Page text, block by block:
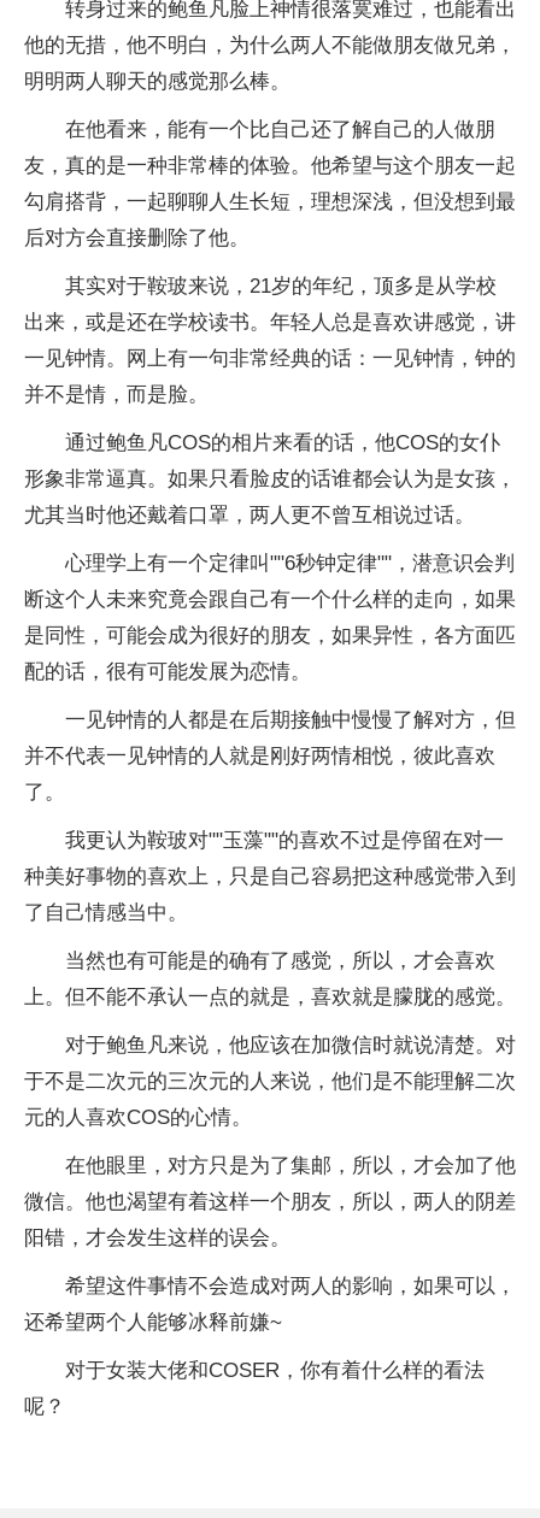
转身过来的鲍鱼凡脸上神情很落寞难过，也能看出
他的无措，他不明白，为什么两人不能做朋友做兄弟，
明明两人聊天的感觉那么棒。
在他看来，能有一个比自己还了解自己的人做朋
友，真的是一种非常棒的体验。他希望与这个朋友一起
勾肩搭背，一起聊聊人生长短，理想深浅，但没想到最
后对方会直接删除了他。
其实对于鞍玻来说，21岁的年纪，顶多是从学校
出来，或是还在学校读书。年轻人总是喜欢讲感觉，讲
一见钟情。网上有一句非常经典的话：一见钟情，钟的
并不是情，而是脸。
通过鲍鱼凡COS的相片来看的话，他COS的女仆
形象非常逼真。如果只看脸皮的话谁都会认为是女孩，
尤其当时他还戴着口罩，两人更不曾互相说过话。
心理学上有一个定律叫""6秒钟定律""，潜意识会判
断这个人未来究竟会跟自己有一个什么样的走向，如果
是同性，可能会成为很好的朋友，如果异性，各方面匹
配的话，很有可能发展为恋情。
一见钟情的人都是在后期接触中慢慢了解对方，但
并不代表一见钟情的人就是刚好两情相悦，彼此喜欢
了。
我更认为鞍玻对""玉藻""的喜欢不过是停留在对一
种美好事物的喜欢上，只是自己容易把这种感觉带入到
了自己情感当中。
当然也有可能是的确有了感觉，所以，才会喜欢
上。但不能不承认一点的就是，喜欢就是朦胧的感觉。
对于鲍鱼凡来说，他应该在加微信时就说清楚。对
于不是二次元的三次元的人来说，他们是不能理解二次
元的人喜欢COS的心情。
在他眼里，对方只是为了集邮，所以，才会加了他
微信。他也渴望有着这样一个朋友，所以，两人的阴差
阳错，才会发生这样的误会。
希望这件事情不会造成对两人的影响，如果可以，
还希望两个人能够冰释前嫌~
对于女装大佬和COSER，你有着什么样的看法
呢？